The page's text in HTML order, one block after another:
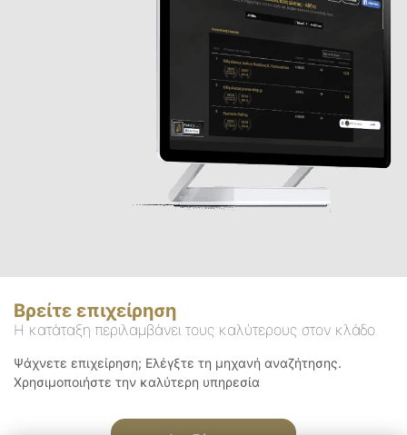
Βρείτε επιχείρηση
Η κατάταξη περιλαμβάνει τους καλύτερους στον κλάδο
Ψάχνετε επιχείρηση; Ελέγξτε τη μηχανή αναζήτησης.
Χρησιμοποιήστε την καλύτερη υπηρεσία